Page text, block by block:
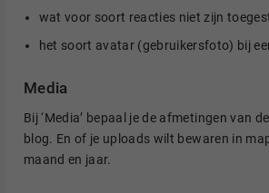
wat voor soort reacties niet zijn
het soort avatar (gebruikersfoto) bij
Media
Bij ‘Media’ bepaal je de afmetingen van
blog. En of je uploads wilt bewaren in
maand en jaar.